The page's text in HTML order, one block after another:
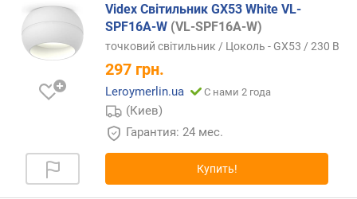
Videx Світильник GX53 White VL-
SPF16A-W (VL-SPF16A-W)
точковий світильник / Цоколь - GX53 / 230 В
297 грн.
Leroymerlin.ua С нами 2 года
(Киев)
Гарантия: 24 мес.
Купить!